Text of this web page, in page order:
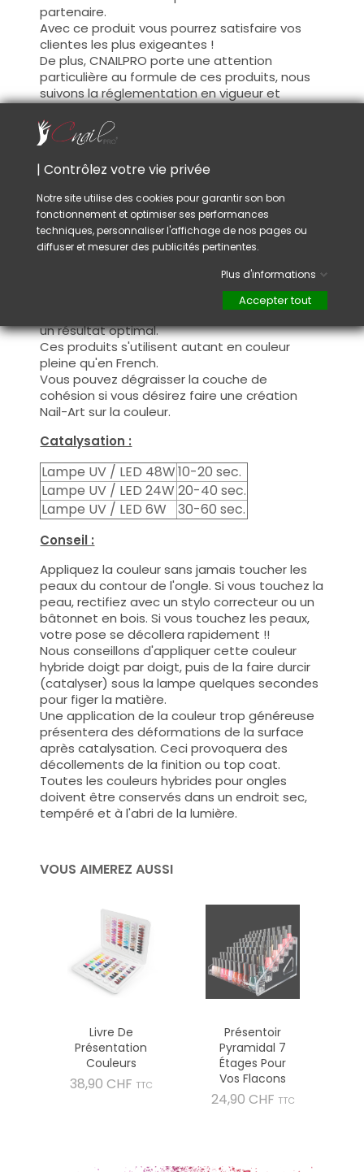
partenaire.
Avec ce produit vous pourrez satisfaire vos
clientes les plus exigeantes !
De plus, CNAILPRO porte une attention
particulière au formule de ces produits, nous
suivons la réglementation en vigueur et
garantissons la conformité de nos produits.
Ceci pour garantir une sécurité d'utilisation
optimale.
Cette couleur s'applique avec son pinceau, de
manière fine, sur la base (il n'est pas
nécessaire de dégraisser la couche de
cohésion) ou sur la construction après limage.
Ce produit s'applique en deux couches,
fermez le bord libre à la première couche et
appliquez la deuxième couche pour garantir
un résultat optimal.
Ces produits s'utilisent autant en couleur
pleine qu'en French.
Vous pouvez dégraisser la couche de
cohésion si vous désirez faire une création
Nail-Art sur la couleur.
Catalysation :
Lampe UV / LED 48W10-20 sec.
Lampe UV / LED 24W 20-40 sec.
Lampe UV / LED 6W
30-60 sec.
Conseil :
Appliquez la couleur sans jamais toucher les
peaux du contour de l'ongle. Si vous touchez la
peau, rectifiez avec un stylo correcteur ou un
bâtonnet en bois. Si vous touchez les peaux,
votre pose se décollera rapidement !!
Nous conseillons d'appliquer cette couleur
hybride doigt par doigt, puis de la faire durcir
(catalyser) sous la lampe quelques secondes
pour figer la matière.
Une application de la couleur trop généreuse
présentera des déformations de la surface
après catalysation. Ceci provoquera des
décollements de la finition ou top coat.
Toutes les couleurs hybrides pour ongles
doivent être conservés dans un endroit sec,
tempéré et à l'abri de la lumière.
VOUS AIMEREZ AUSSI
Livre De
Présentation
Couleurs
38,90 CHF Prix
TTC
Présentoir
Pyramidal 7
Étages Pour
Vos Flacons
24,90 CHF Prix
TTC
| Contrôlez votre vie privée
Notre site utilise des cookies pour garantir son bon
fonctionnement et optimiser ses performances
techniques, personnaliser l'affichage de nos pages ou
diffuser et mesurer des publicités pertinentes.
Plus d'informations
Accepter tout